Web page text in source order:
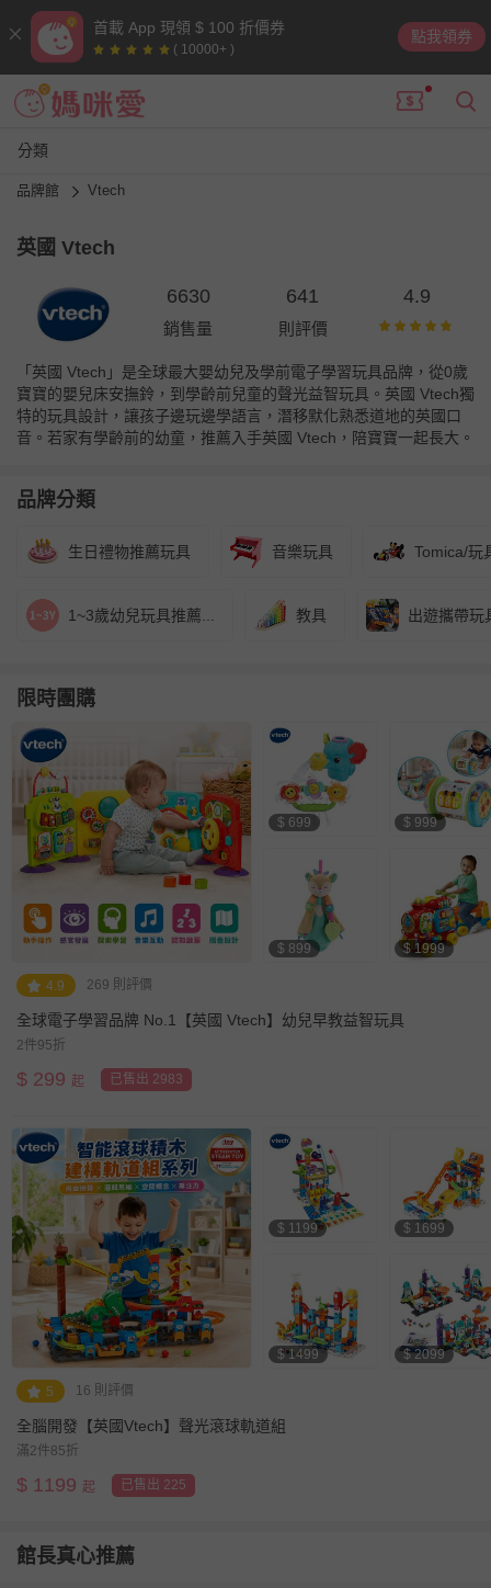
首載 App 現領 $ 100 折價券
( 10000+ )
點我領券
分類
品牌館 Vtech
英國 Vtech
6630
銷售量
641
則評價
4.9
「英國 Vtech」是全球最大嬰幼兒及學前電子學習玩具品牌，從0歲
寶寶的嬰兒床安撫鈴，到學齡前兒童的聲光益智玩具。英國 Vtech獨
特的玩具設計，讓孩子邊玩邊學語言，潛移默化熟悉道地的英國口
音。若家有學齡前的幼童，推薦入手英國 Vtech，陪寶寶一起長大。
品牌分類
生日禮物推薦玩具 音樂玩具 Tomica/玩
1~3歲幼兒玩具推薦... 教具 出遊攜帶玩
限時團購
$ 699
$ 899
$ 999
$ 1999
4.9 269 則評價
全球電子學習品牌 No.1【英國 Vtech】幼兒早教益智玩具
2件95折
$ 299 起 已售出 2983
$ 1199
$ 1499
$ 1699
$ 2099
5 16 則評價
全腦開發【英國Vtech】聲光滾球軌道組
滿2件85折
$ 1199 起 已售出 225
館長真心推薦